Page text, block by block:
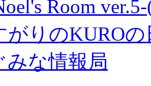
Room
がりのKURO
みな情報局